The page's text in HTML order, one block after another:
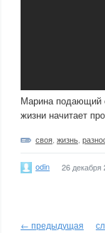
Марина подающий
жизни начитает
своя жизнь
odin 26 декабря
← предыдущая